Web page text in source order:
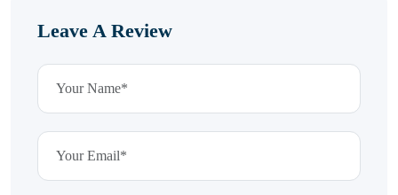
Leave A Review